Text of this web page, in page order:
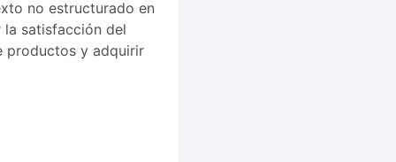
no estructurado en
la satisfacción del
productos y adquirir